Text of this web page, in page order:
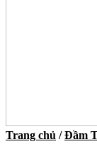
Trang chủ / Đầm